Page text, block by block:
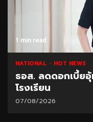
1 min read
NATIONAL HOT NEWS
ธอส. ลดดอกเบี้ย
โรงเรียน
07/08/2026